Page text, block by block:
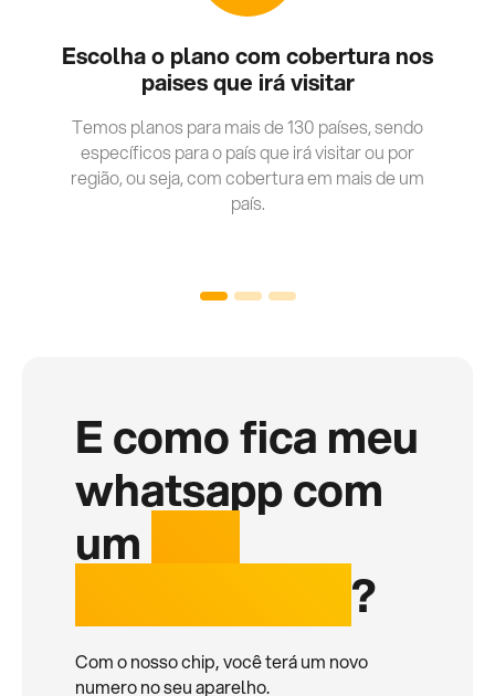
Escolha o plano com cobertura nos
paises que irá visitar
Temos planos para mais de 130 países, sendo
específicos para o país que irá visitar ou por
região, ou seja, com cobertura em mais de um
país.
E como fica meu
whatsapp com
um
?
Com o nosso chip, você terá um novo
numero no seu aparelho.